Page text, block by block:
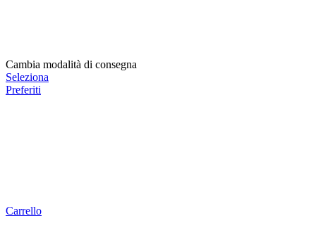
Cambia modalità di consegna
Seleziona
Preferiti
Carrello